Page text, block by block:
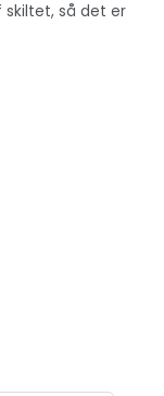
så det er